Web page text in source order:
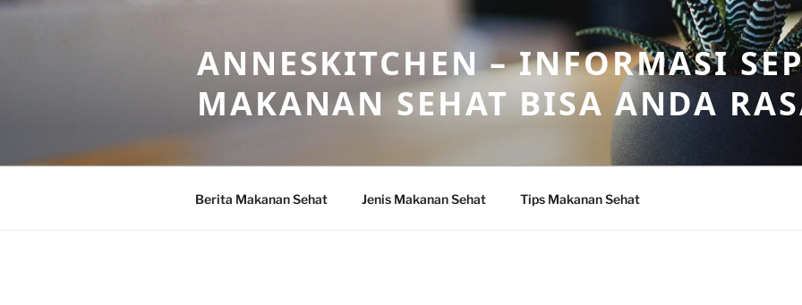
Skip
ANNESKITCHEN – INFORMASI
MAKANAN SEHAT BISA ANDA
Berita Makanan Sehat Jenis Makanan Sehat Tips Makanan Sehat